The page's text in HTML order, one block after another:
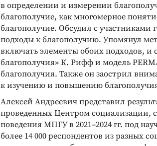
в определении и измерении
благополучие, как многомерное
благополучие. Обсудил с
подходы к благополучию. Упомянул
включать элементы обоих подходов, и
благополучия» К. Рифф и модель
благополучия. Также он заострил
к изучению и повышению
Алексей Андреевич представил
проведенных Центром социализации,
поведения МПГУ в 2021–2024 гг. под
более 14 000 респондентов из разных
Реклама